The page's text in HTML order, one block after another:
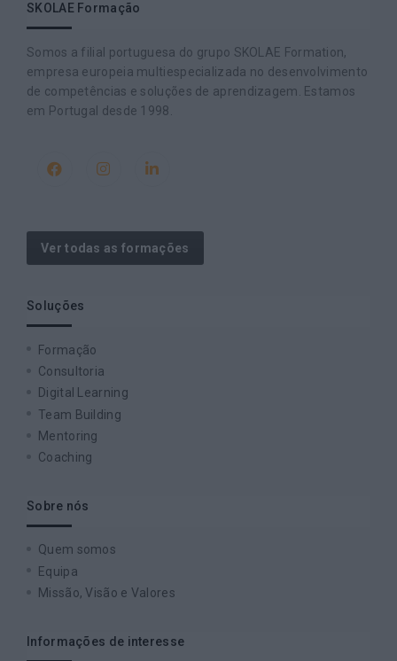
SKOLAE Formação
Somos a filial portuguesa do grupo SKOLAE Formation,
empresa europeia multiespecializada no desenvolvimento
de competências e soluções de aprendizagem. Estamos
em Portugal desde 1998.
Ver todas as formações
Soluções
Formação
Consultoria
Digital Learning
Team Building
Mentoring
Coaching
Sobre nós
Quem somos
Equipa
Missão, Visão e Valores
Informações de interesse